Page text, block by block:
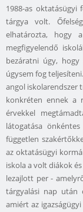
1988-as
tárgya volt.
elhatározta, hogy
megfigyelendő
bezáratni úgy,
úgysem fog
angol iskolarendszer
konkréten ennek a
érvekkel
látogatása
független
az oktatásügyi
iskola a volt diákok
lezajlott per -
tárgyalási nap után
amiért az